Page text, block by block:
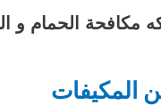
مكافحة الحمام و
المكيفات